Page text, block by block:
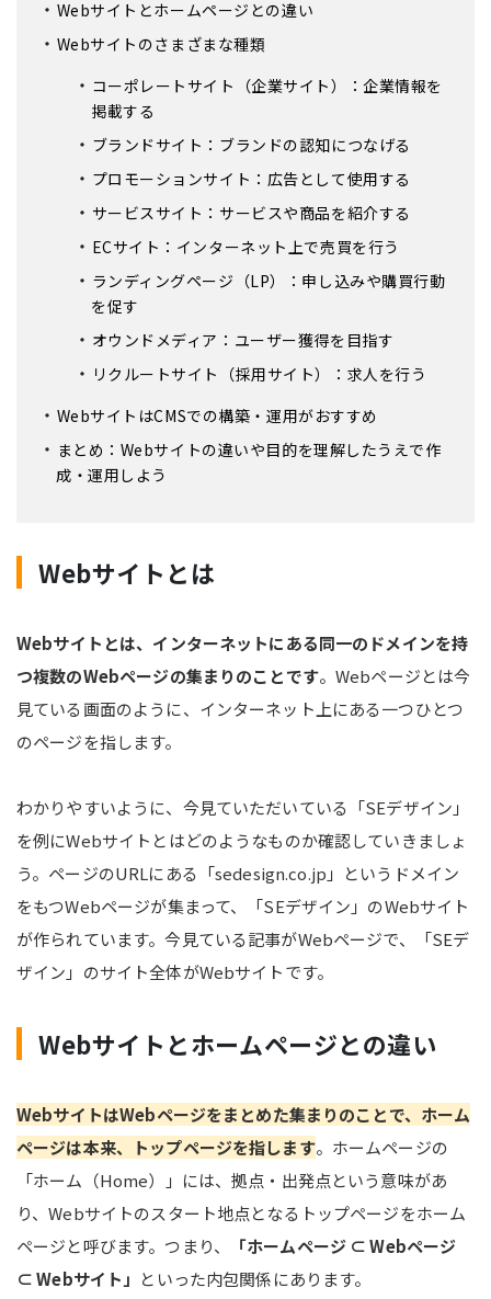
Webサイトとホームページとの違い
Webサイトのさまざまな種類
コーポレートサイト（企業サイト）：企業情報を
掲載する
ブランドサイト：ブランドの認知につなげる
プロモーションサイト：広告として使用する
サービスサイト：サービスや商品を紹介する
ECサイト：インターネット上で売買を行う
ランディングページ（LP）：申し込みや購買行動
を促す
オウンドメディア：ユーザー獲得を目指す
リクルートサイト（採用サイト）：求人を行う
WebサイトはCMSでの構築・運用がおすすめ
まとめ：Webサイトの違いや目的を理解したうえで作
成・運用しよう
Webサイトとは
Webサイトとは、インターネットにある同一のドメインを持
つ複数のWebページの集まりのことです。Webページとは今
見ている画面のように、インターネット上にある一つひとつ
のページを指します。
わかりやすいように、今見ていただいている「SEデザイン」
を例にWebサイトとはどのようなものか確認していきましょ
う。ページのURLにある「sedesign.co.jp」というドメイン
をもつWebページが集まって、「SEデザイン」のWebサイト
が作られています。今見ている記事がWebページで、「SEデ
ザイン」のサイト全体がWebサイトです。
Webサイトとホームページとの違い
WebサイトはWebページをまとめた集まりのことで、ホーム
ページは本来、トップページを指します。ホームページの
「ホーム（Home）」には、拠点・出発点という意味があ
り、Webサイトのスタート地点となるトップページをホーム
ページと呼びます。つまり、
「ホームページ ⊂ Webページ
⊂ Webサイト」 といった内包関係にあります。